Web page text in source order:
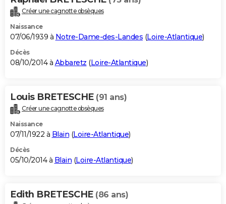
Créer une cagnotte obsèques
Naissance
07/06/1939 à Notre-Dame-des-Landes (Loire-Atlantique)
Décès
08/10/2014 à Abbaretz (Loire-Atlantique)
Louis BRETESCHE (91 ans)
Créer une cagnotte obsèques
Naissance
07/11/1922 à Blain (Loire-Atlantique)
Décès
05/10/2014 à Blain (Loire-Atlantique)
Edith BRETESCHE (86 ans)